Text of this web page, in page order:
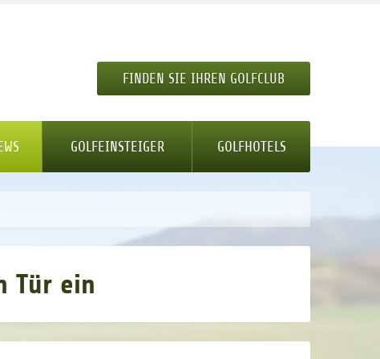
FINDEN SIE IHREN GOLFCLUB
GOLFEINSTEIGER GOLFHOTELS
Tür ein